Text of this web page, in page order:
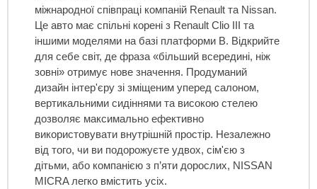
міжнародної співпраці компаній Renault та Nissan.
Це авто має спільні корені з Renault Clio III та
іншими моделями на базі платформи B. Відкрийте
для себе світ, де фраза «більший всередині, ніж
зовні» отримує нове значення. Продуманий
дизайн інтер'єру зі зміщеним уперед салоном,
вертикальними сидіннями та високою стелею
дозволяє максимально ефективно
використовувати внутрішній простір. Незалежно
від того, чи ви подорожуєте удвох, сім'єю з
дітьми, або компанією з п’яти дорослих, NISSAN
MICRA легко вмістить усіх.